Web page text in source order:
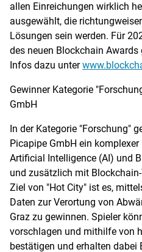
allen Einreichungen wirklich
ausgewählt, die
Lösungen sein werden. Für
des neuen Blockchain Awards
Infos dazu unter
Gewinner Kategorie
GmbH
In der Kategorie "Forschung"
Picapipe GmbH ein
Artificial Intelligence (AI) und
und zusätzlich mit
Ziel von "Hot City" ist es,
Daten zur Verortung von
Graz zu gewinnen. Spieler
vorschlagen und mithilfe von
bestätigen und erhalten dabei